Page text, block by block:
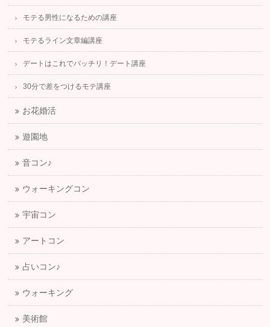
モテる男性になるための講座
モテるライン文章編講座
デートはこれでバッチリ！デート講座
30分で差をつけるモテ講座
お花婚活
遊園地
音コン♪
ウォーキングコン
宇宙コン
アートコン
占いコン♪
ウォーキング
美術館